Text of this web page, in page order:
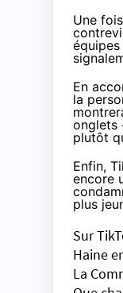
Une
En
la
onglets
plutôt
Enfin,
encore
plus
Sur
Haine
La